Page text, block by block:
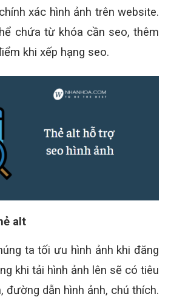
xác hình ảnh trên website.
chứa từ khóa cần seo, thêm
khi xếp hạng seo.
alt
ta tối ưu hình ảnh khi đăng
khi tải hình ảnh lên sẽ có tiêu
đường dẫn hình ảnh, chú thích.